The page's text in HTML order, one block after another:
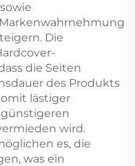
Die
die Seiten
des Produkts
lästiger
wird.
es, die
was ein